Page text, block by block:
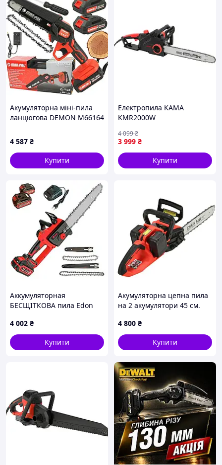
Акумуляторна міні-пила
ланцюгова DEMON M66164
4 587 ₴
Купити
Електропила KAMA
KMR2000W
3 999 ₴
4 099₴
Купити
Аккумуляторная
БЕСЩІТКОВА пила Edon
см/ак.4Амп
4 002 ₴
Купити
Акумуляторна цепна пила
на 2 акумулятори 45 см.
4 800 ₴
Купити